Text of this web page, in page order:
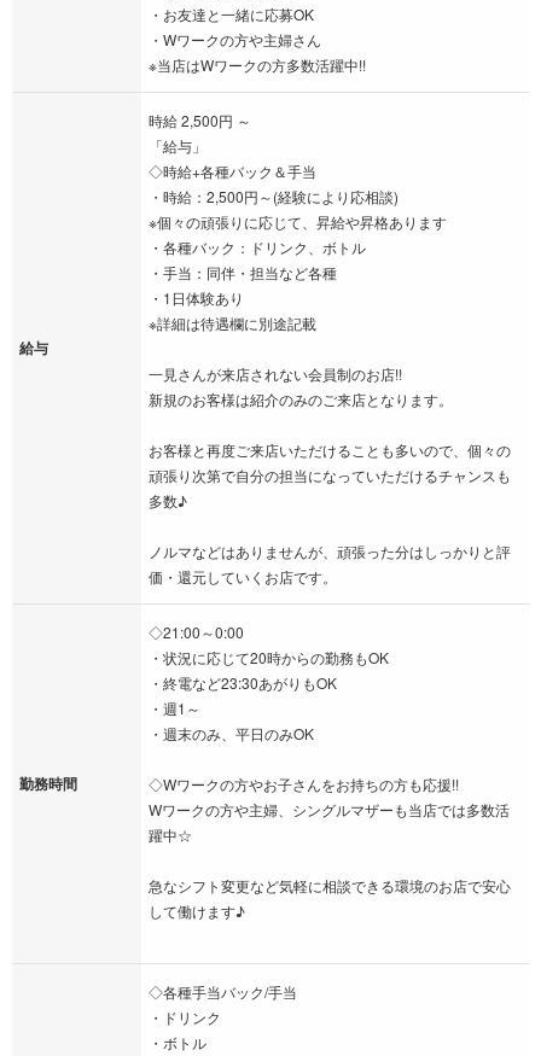
・お友達と一緒に応募OK
・Wワークの方や主婦さん
※当店はWワークの方多数活躍中!!
給与
時給 2,500円 ～
「給与」
◇時給+各種バック＆手当
・時給：2,500円～(経験により応相談)
※個々の頑張りに応じて、昇給や昇格あります
・各種バック：ドリンク、ボトル
・手当：同伴・担当など各種
・1日体験あり
※詳細は待遇欄に別途記載
一見さんが来店されない会員制のお店!!
新規のお客様は紹介のみのご来店となります。
お客様と再度ご来店いただけることも多いので、個々の
頑張り次第で自分の担当になっていただけるチャンスも
多数♪
ノルマなどはありませんが、頑張った分はしっかりと評
価・還元していくお店です。
勤務時間
◇21:00～0:00
・状況に応じて20時からの勤務もOK
・終電など23:30あがりもOK
・週1～
・週末のみ、平日のみOK
◇Wワークの方やお子さんをお持ちの方も応援!!
Wワークの方や主婦、シングルマザーも当店では多数活
躍中☆
急なシフト変更など気軽に相談できる環境のお店で安心
して働けます♪
◇各種手当バック/手当
・ドリンク
・ボトル